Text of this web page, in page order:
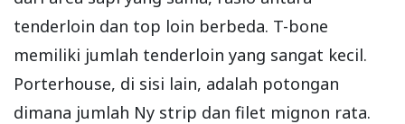
tenderloin dan top loin berbeda. T-bone
memiliki jumlah tenderloin yang sangat kecil.
Porterhouse, di sisi lain, adalah potongan
dimana jumlah Ny strip dan filet mignon rata.